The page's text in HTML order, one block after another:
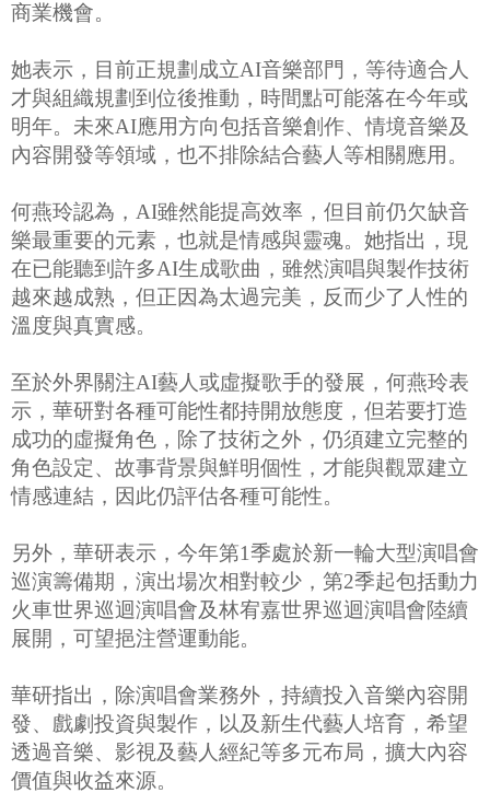
商業機會。
她表示，目前正規劃成立AI音樂部門，等待適合人
才與組織規劃到位後推動，時間點可能落在今年或
明年。未來AI應用方向包括音樂創作、情境音樂及
內容開發等領域，也不排除結合藝人等相關應用。
何燕玲認為，AI雖然能提高效率，但目前仍欠缺音
樂最重要的元素，也就是情感與靈魂。她指出，現
在已能聽到許多AI生成歌曲，雖然演唱與製作技術
越來越成熟，但正因為太過完美，反而少了人性的
溫度與真實感。
至於外界關注AI藝人或虛擬歌手的發展，何燕玲表
示，華研對各種可能性都持開放態度，但若要打造
成功的虛擬角色，除了技術之外，仍須建立完整的
角色設定、故事背景與鮮明個性，才能與觀眾建立
情感連結，因此仍評估各種可能性。
另外，華研表示，今年第1季處於新一輪大型演唱會
巡演籌備期，演出場次相對較少，第2季起包括動力
火車世界巡迴演唱會及林宥嘉世界巡迴演唱會陸續
展開，可望挹注營運動能。
華研指出，除演唱會業務外，持續投入音樂內容開
發、戲劇投資與製作，以及新生代藝人培育，希望
透過音樂、影視及藝人經紀等多元布局，擴大內容
價值與收益來源。